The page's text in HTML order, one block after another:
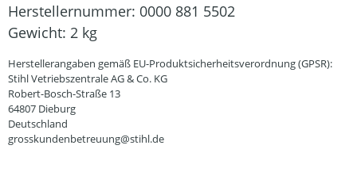
Herstellernummer: 0000 881 5502
Gewicht: 2 kg
Herstellerangaben gemäß EU-Produktsicherheitsverordnung (GPSR):
Stihl Vetriebszentrale AG & Co. KG
Robert-Bosch-Straße 13
64807 Dieburg
Deutschland
grosskundenbetreuung@stihl.de